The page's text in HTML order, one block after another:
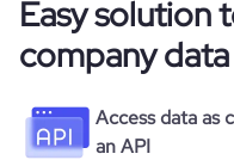
Easy solution
company
Access data as
an API